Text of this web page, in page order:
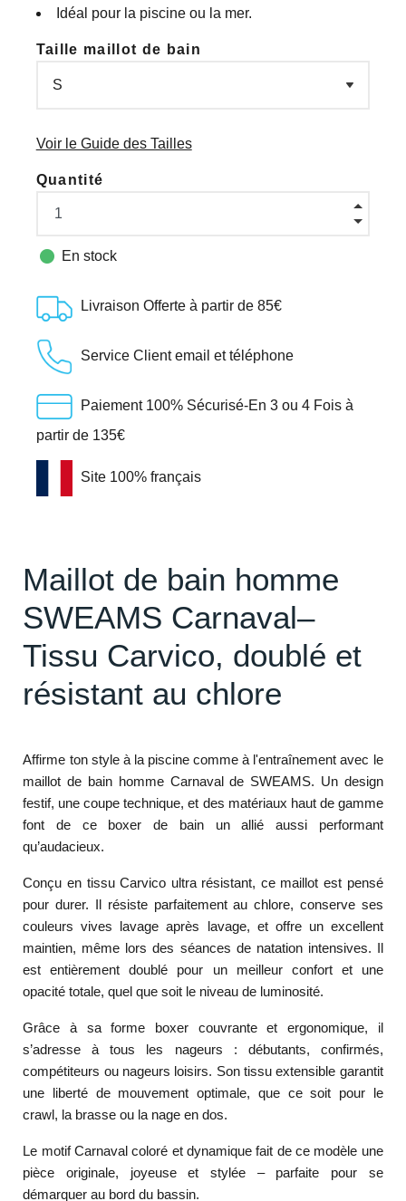
Idéal pour la piscine ou la mer.
Taille maillot de bain
Voir le Guide des Tailles
Quantité
 En stock
Livraison Offerte à partir de 85€
Service Client email et téléphone
Paiement 100% Sécurisé-En 3 ou 4 Fois à
partir de 135€
Site 100% français
Maillot de bain homme
SWEAMS Carnaval–
Tissu Carvico, doublé et
résistant au chlore
Affirme ton style à la piscine comme à l'entraînement avec le
maillot de bain homme Carnaval de SWEAMS. Un design
festif, une coupe technique, et des matériaux haut de gamme
font de ce boxer de bain un allié aussi performant
qu’audacieux.
Conçu en tissu Carvico ultra résistant, ce maillot est pensé
pour durer. Il résiste parfaitement au chlore, conserve ses
couleurs vives lavage après lavage, et offre un excellent
maintien, même lors des séances de natation intensives. Il
est entièrement doublé pour un meilleur confort et une
opacité totale, quel que soit le niveau de luminosité.
Grâce à sa forme boxer couvrante et ergonomique, il
s’adresse à tous les nageurs : débutants, confirmés,
compétiteurs ou nageurs loisirs. Son tissu extensible garantit
une liberté de mouvement optimale, que ce soit pour le
crawl, la brasse ou la nage en dos.
Le motif Carnaval coloré et dynamique fait de ce modèle une
pièce originale, joyeuse et stylée – parfaite pour se
démarquer au bord du bassin.